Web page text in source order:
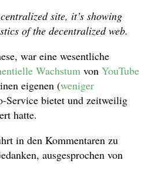
site, it’s showing
of the decentralized web.
war eine wesentliche
Wachstum von YouTube
eigenen (weniger
Service bietet und zeitweilig
hatte.
in den Kommentaren zu
ausgesprochen von